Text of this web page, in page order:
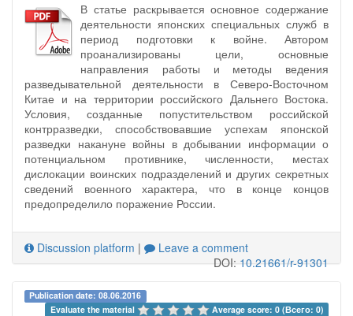
В статье раскрывается основное содержание
деятельности японских специальных служб в
период подготовки к войне. Автором
проанализированы цели, основные
направления работы и методы ведения
разведывательной деятельности в Северо-Восточном
Китае и на территории российского Дальнего Востока.
Условия, созданные попустительством российской
контрразведки, способствовавшие успехам японской
разведки накануне войны в добывании информации о
потенциальном противнике, численности, местах
дислокации воинских подразделений и других секретных
сведений военного характера, что в конце концов
предопределило поражение России.
Discussion platform |
Leave a comment
DOI:10.21661/r-91301
Publication date: 08.06.2016
Evaluate the material
Average score: 0 (Всего: 0)